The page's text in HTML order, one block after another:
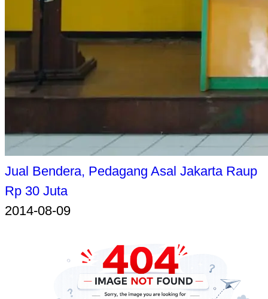
Jual Bendera, Pedagang Asal Jakarta Raup
Rp 30 Juta
2014-08-09